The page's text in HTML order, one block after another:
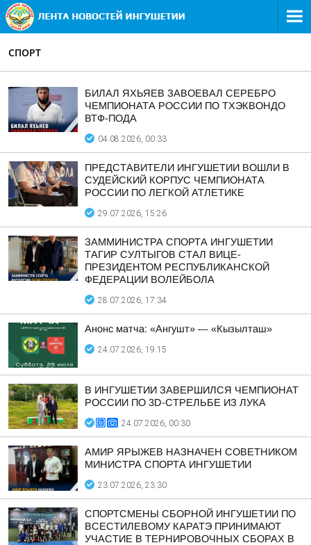
СПОРТ
БИЛАЛ ЯХЬЯЕВ ЗАВОЕВАЛ СЕРЕБРО
ЧЕМПИОНАТА РОССИИ ПО ТХЭКВОНДО
ВТФ-ПОДА
04.08.2026, 00:33
ПРЕДСТАВИТЕЛИ ИНГУШЕТИИ ВОШЛИ В
СУДЕЙСКИЙ КОРПУС ЧЕМПИОНАТА
РОССИИ ПО ЛЕГКОЙ АТЛЕТИКЕ
29.07.2026, 15:26
ЗАММИНИСТРА СПОРТА ИНГУШЕТИИ
ТАГИР СУЛТЫГОВ СТАЛ ВИЦЕ-
ПРЕЗИДЕНТОМ РЕСПУБЛИКАНСКОЙ
ФЕДЕРАЦИИ ВОЛЕЙБОЛА
28.07.2026, 17:34
Анонс матча: «Ангушт» — «Кызылташ»
24.07.2026, 19:15
В ИНГУШЕТИИ ЗАВЕРШИЛСЯ ЧЕМПИОНАТ
РОССИИ ПО 3D-СТРЕЛЬБЕ ИЗ ЛУКА
24.07.2026, 00:30
АМИР ЯРЫЖЕВ НАЗНАЧЕН СОВЕТНИКОМ
МИНИСТРА СПОРТА ИНГУШЕТИИ
23.07.2026, 23:30
СПОРТСМЕНЫ СБОРНОЙ ИНГУШЕТИИ ПО
ВСЕСТИЛЕВОМУ КАРАТЭ ПРИНИМАЮТ
УЧАСТИЕ В ТЕРНИРОВОЧНЫХ СБОРАХ В